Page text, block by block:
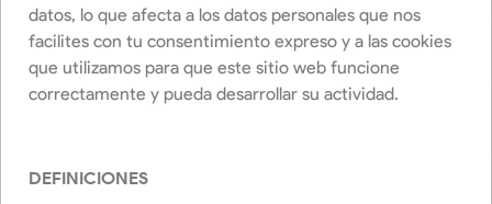
datos, lo que afecta a los datos personales que nos
facilites con tu consentimiento expreso y a las cookies
que utilizamos para que este sitio web funcione
correctamente y pueda desarrollar su actividad.
DEFINICIONES